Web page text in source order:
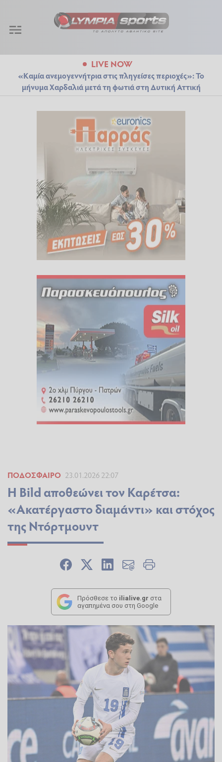
LIVE NOW
«Καμία ανεμογεννήτρια στις πληγείσες περιοχές»: Το
μήνυμα Χαρδαλιά μετά τη φωτιά στη Δυτική Αττική
ΠΟΔΌΣΦΑΙΡΟ 23.01.2026 22:07
Η Bild αποθεώνει τον Καρέτσα:
«Ακατέργαστο διαμάντι» και στόχος
της Ντόρτμουντ
Πρόσθεσε το ilialive.gr στα
αγαπημένα σου στη Google